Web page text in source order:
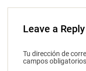
Leave a Reply
Tu dirección de
campos